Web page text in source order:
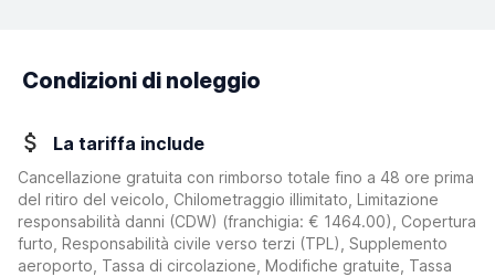
Condizioni di noleggio
La tariffa include
Cancellazione gratuita con rimborso totale fino a 48 ore prima
del ritiro del veicolo, Chilometraggio illimitato, Limitazione
responsabilità danni (CDW) (franchigia: € 1464.00)
, Copertura
furto, Responsabilità civile verso terzi (TPL), Supplemento
aeroporto, Tassa di circolazione, Modifiche gratuite, Tassa